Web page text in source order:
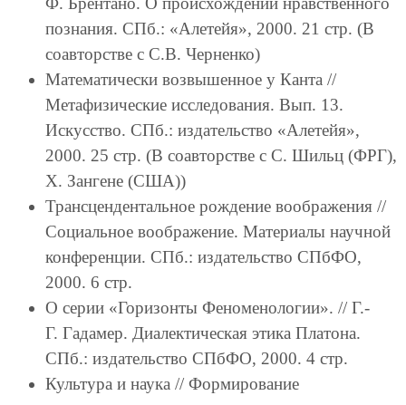
познания. СПб.: «Алетейя», 2000. 21 стр. (В
соавторстве с С.В. Черненко)
Математически возвышенное у Канта //
Метафизические исследования. Вып. 13.
Искусство. СПб.: издательство «Алетейя»,
2000. 25 стр. (В соавторстве с С. Шильц (ФРГ),
Х. Зангене (США))
Трансцендентальное рождение воображения //
Социальное воображение. Материалы научной
конференции. СПб.: издательство СПбФО,
2000. 6 стр.
О серии «Горизонты Феноменологии». // Г.-
Г. Гадамер. Диалектическая этика Платона.
СПб.: издательство СПбФО, 2000. 4 стр.
Культура и наука // Формирование